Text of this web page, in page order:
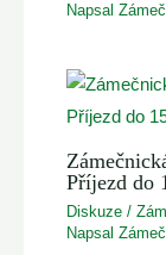
Napsal
Příjezd do
Diskuze /
Napsal